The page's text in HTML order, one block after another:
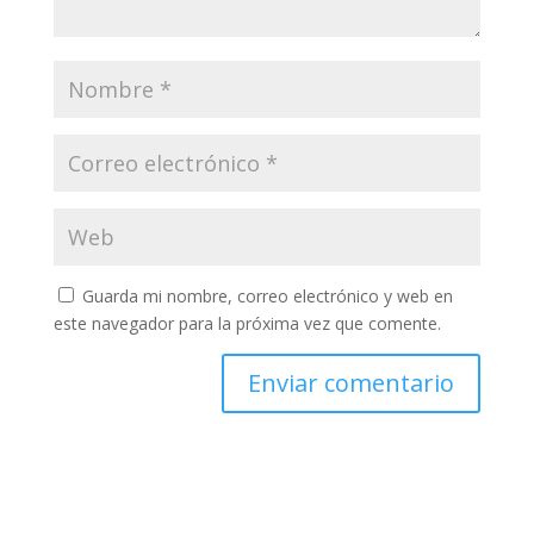
Guarda mi nombre, correo electrónico y web en
este navegador para la próxima vez que comente.